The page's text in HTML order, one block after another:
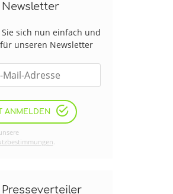
Newsletter
sich nun einfach und
unseren Newsletter
ANMELDEN
Presseverteiler